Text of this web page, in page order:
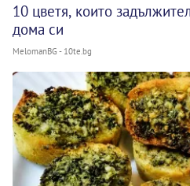
10 цветя, които
дома си
MelomanBG - 10te.bg